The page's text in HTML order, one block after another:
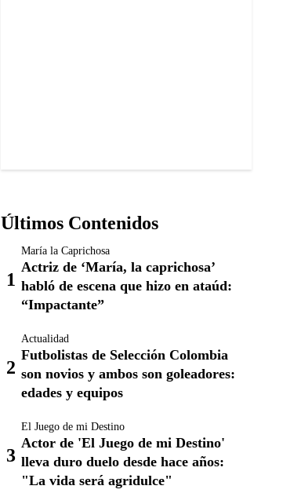
Últimos Contenidos
María la Caprichosa
Actriz de ‘María, la caprichosa’
habló de escena que hizo en ataúd:
“Impactante”
Actualidad
Futbolistas de Selección Colombia
son novios y ambos son goleadores:
edades y equipos
El Juego de mi Destino
Actor de 'El Juego de mi Destino'
lleva duro duelo desde hace años:
"La vida será agridulce"